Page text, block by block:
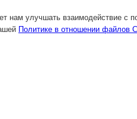
нам улучшать взаимодействие с
Политике в отношении файлов